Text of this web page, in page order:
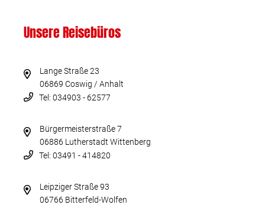
Unsere Reisebüros
Lange Straße 23
06869 Coswig / Anhalt
Tel: 034903 - 62577
Bürgermeisterstraße 7
06886 Lutherstadt Wittenberg
Tel: 03491 - 414820
Leipziger Straße 93
06766 Bitterfeld-Wolfen